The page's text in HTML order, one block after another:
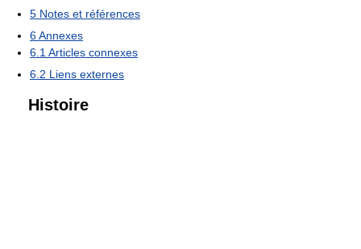
5 Notes et références
6Annexes
6.1 Articles connexes
6.2 Liens externes
Histoire